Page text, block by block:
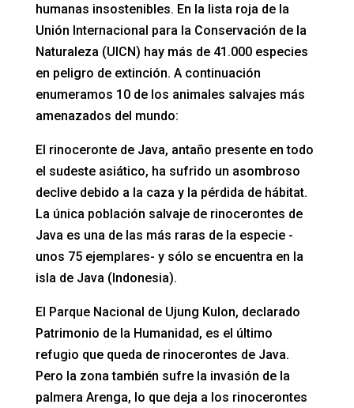
humanas insostenibles. En la lista roja de la
Unión Internacional para la Conservación de la
Naturaleza (UICN) hay más de 41.000 especies
en peligro de extinción. A continuación
enumeramos 10 de los animales salvajes más
amenazados del mundo:
El rinoceronte de Java, antaño presente en todo
el sudeste asiático, ha sufrido un asombroso
declive debido a la caza y la pérdida de hábitat.
La única población salvaje de rinocerontes de
Java es una de las más raras de la especie -
unos 75 ejemplares- y sólo se encuentra en la
isla de Java (Indonesia).
El Parque Nacional de Ujung Kulon, declarado
Patrimonio de la Humanidad, es el último
refugio que queda de rinocerontes de Java.
Pero la zona también sufre la invasión de la
palmera Arenga, lo que deja a los rinocerontes